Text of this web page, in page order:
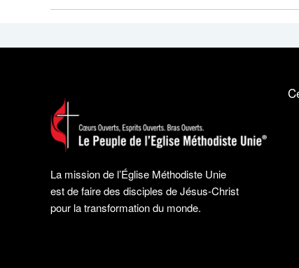
La mission de l’Église Méthodiste Unie
est de faire des disciples de Jésus-Christ
pour la transformation du monde.